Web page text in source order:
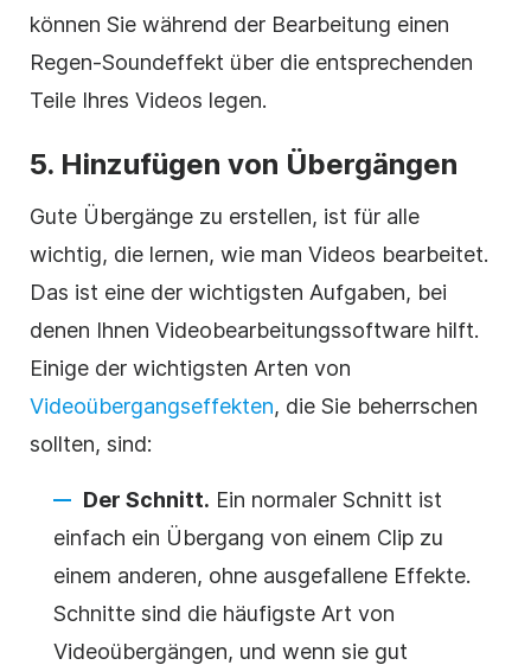
können Sie während der Bearbeitung einen
Regen-Soundeffekt über die entsprechenden
Teile Ihres Videos legen.
5. Hinzufügen von Übergängen
Gute Übergänge zu erstellen, ist für alle
wichtig, die lernen, wie man Videos bearbeitet.
Das ist eine der wichtigsten Aufgaben, bei
denen Ihnen Videobearbeitungssoftware hilft.
Einige der wichtigsten Arten von
Videoübergangseffekten, die Sie beherrschen
sollten, sind:
Der Schnitt. Ein normaler Schnitt ist
einfach ein Übergang von einem Clip zu
einem anderen, ohne ausgefallene Effekte.
Schnitte sind die häufigste Art von
Videoübergängen, und wenn sie gut